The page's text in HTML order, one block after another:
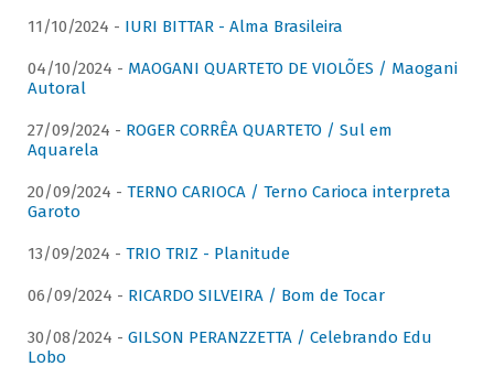
11/10/2024 - IURI BITTAR - Alma Brasileira
04/10/2024 - MAOGANI QUARTETO DE VIOLÕES / Maogani
Autoral
27/09/2024 - ROGER CORRÊA QUARTETO / Sul em
Aquarela
20/09/2024 - TERNO CARIOCA / Terno Carioca interpreta
Garoto
13/09/2024 - TRIO TRIZ - Planitude
06/09/2024 - RICARDO SILVEIRA / Bom de Tocar
30/08/2024 - GILSON PERANZZETTA / Celebrando Edu
Lobo